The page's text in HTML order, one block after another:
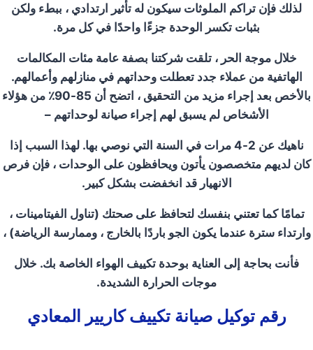
لذلك فإن تراكم الملوثات سيكون له تأثير ارتدادي ، ببطء ولكن
بثبات تكسر الوحدة جزءًا واحدًا في كل مرة.
خلال موجة الحر ، تلقت شركتنا بصفة عامة مئات المكالمات
الهاتفية من عملاء جدد تعطلت وحداتهم في منازلهم وأعمالهم.
بالأخص بعد إجراء مزيد من التحقيق ، اتضح أن 85-90٪ من هؤلاء
الأشخاص لم يسبق لهم إجراء صيانة لوحداتهم –
ناهيك عن 2-4 مرات في السنة التي نوصي بها. لهذا السبب إذا
كان لديهم متخصصون يأتون ويحافظون على الوحدات ، فإن فرص
الانهيار قد انخفضت بشكل كبير.
تمامًا كما تعتني بنفسك لتحافظ على صحتك (تناول الفيتامينات ،
وارتداء سترة عندما يكون الجو باردًا بالخارج ، وممارسة الرياضة)،
فأنت بحاجة إلى العناية بوحدة تكييف الهواء الخاصة بك. خلال
موجات الحرارة الشديدة.
رقم توكيل صيانة تكييف كاريير المعادي